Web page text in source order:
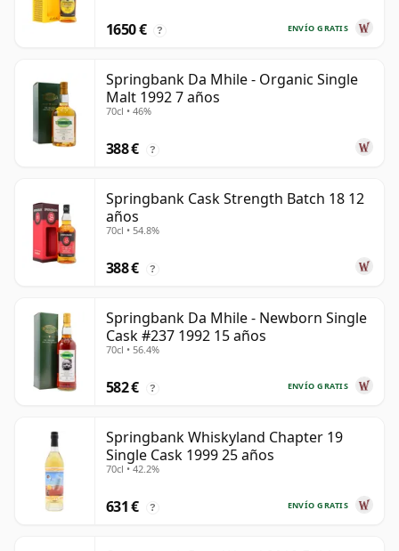
ENVÍO GRATIS
1650 € ?
Springbank Da Mhile - Organic Single
Malt 1992 7 años
70cl • 46%
388 € ?
Springbank Cask Strength Batch 18 12
años
70cl • 54.8%
388 € ?
Springbank Da Mhile - Newborn Single
Cask #237 1992 15 años
70cl • 56.4%
ENVÍO GRATIS
582 € ?
Springbank Whiskyland Chapter 19
Single Cask 1999 25 años
70cl • 42.2%
ENVÍO GRATIS
631 € ?